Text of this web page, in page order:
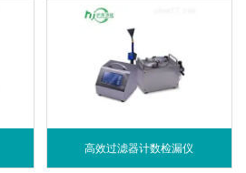
高效过滤器计数检漏仪